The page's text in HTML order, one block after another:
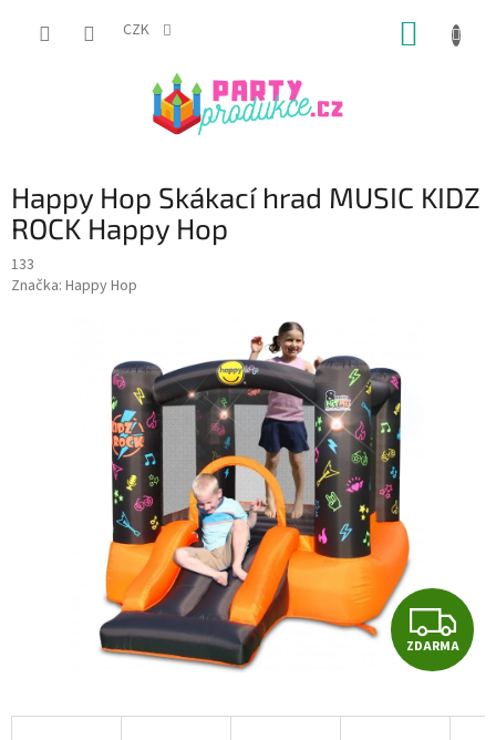
CZK
Happy Hop Skákací hrad MUSIC KIDZ
ROCK Happy Hop
133
Značka: Happy Hop
Z
D
A
ZDARMA